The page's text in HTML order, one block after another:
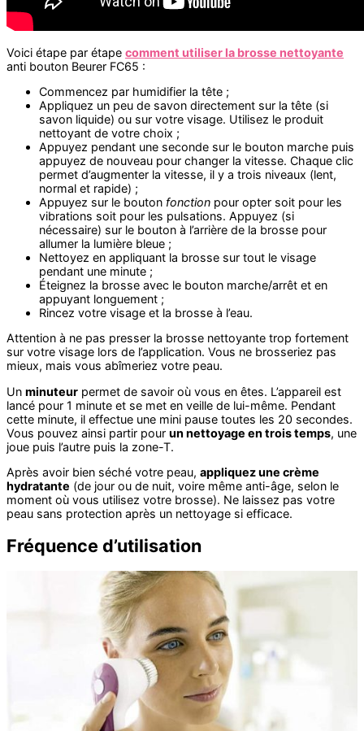
Voici étape par étape comment utiliser la brosse nettoyante
anti bouton Beurer FC65 :
Commencez par humidifier la tête ;
Appliquez un peu de savon directement sur la tête (si
savon liquide) ou sur votre visage. Utilisez le produit
nettoyant de votre choix ;
Appuyez pendant une seconde sur le bouton marche puis
appuyez de nouveau pour changer la vitesse. Chaque clic
permet d’augmenter la vitesse, il y a trois niveaux (lent,
normal et rapide) ;
Appuyez sur le bouton fonction pour opter soit pour les
vibrations soit pour les pulsations. Appuyez (si
nécessaire) sur le bouton à l’arrière de la brosse pour
allumer la lumière bleue ;
Nettoyez en appliquant la brosse sur tout le visage
pendant une minute ;
Éteignez la brosse avec le bouton marche/arrêt et en
appuyant longuement ;
Rincez votre visage et la brosse à l’eau.
Attention à ne pas presser la brosse nettoyante trop fortement
sur votre visage lors de l’application. Vous ne brosseriez pas
mieux, mais vous abîmeriez votre peau.
Un minuteur permet de savoir où vous en êtes. L’appareil est
lancé pour 1 minute et se met en veille de lui-même. Pendant
cette minute, il effectue une mini pause toutes les 20 secondes.
Vous pouvez ainsi partir pour un nettoyage en trois temps, une
joue puis l’autre puis la zone-T.
Après avoir bien séché votre peau, appliquez une crème
hydratante (de jour ou de nuit, voire même anti-âge, selon le
moment où vous utilisez votre brosse). Ne laissez pas votre
peau sans protection après un nettoyage si efficace.
Fréquence d’utilisation